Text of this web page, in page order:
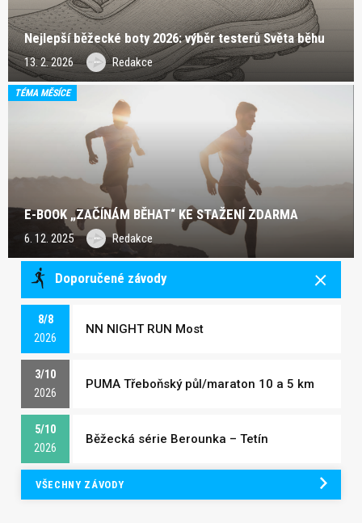
Nejlepší běžecké boty 2026: výběr testerů Světa běhu
13. 2. 2026 Redakce
TÉMA MĚSÍCE
E-BOOK „ZAČÍNÁM BĚHAT“ KE STAŽENÍ ZDARMA
6. 12. 2025 Redakce
Doporučené závody
8/8
2026
NN NIGHT RUN Most
3/10
2026
PUMA Třeboňský půl/maraton 10 a 5 km
5/10
2026
Běžecká série Berounka – Tetín
VŠECHNY ZÁVODY